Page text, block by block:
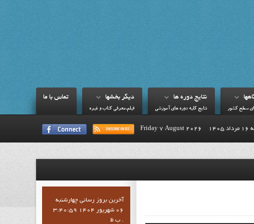
سطح کشور
نتايج دوره ها
نتايج کليه دوره هاي آموزشي
ديگر بخشها
فيلم،معرفي کتاب و غيره
تماس با ما
Friday 7 August 2026
آخرين بروز رساني چهارشنبه
06 شهریور 1404 3:40:59
ب ظ .